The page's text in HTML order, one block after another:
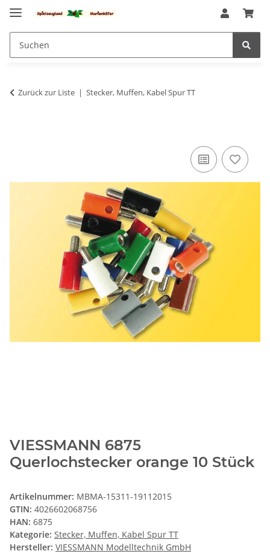
Zurück zur Liste Stecker, Muffen, Kabel Spur TT
VIESSMANN 6875
Querlochstecker orange 10 Stück
Artikelnummer: MBMA-15311-19112015
GTIN: 4026602068756
HAN: 6875
Kategorie: Stecker, Muffen, Kabel Spur TT
Hersteller: VIESSMANN Modelltechnik GmbH